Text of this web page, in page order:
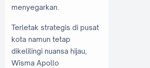
menyegarkan.
Terletak strategis di pusat
kota namun tetap
dikelilingi nuansa hijau,
Wisma Apollo